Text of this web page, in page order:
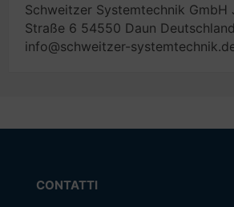
Schweitzer Systemtechnik GmbH
Straße 6 54550 Daun Deutschland
info@schweitzer-
CONTATTI